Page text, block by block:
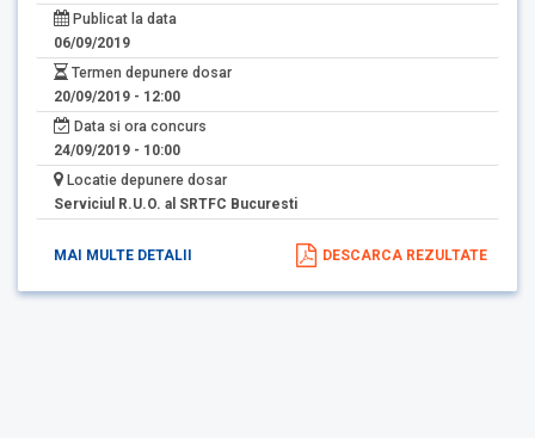
Publicat la data
06/09/2019
Termen depunere dosar
20/09/2019 - 12:00
Data si ora concurs
24/09/2019 - 10:00
Locatie depunere dosar
Serviciul R.U.O. al SRTFC Bucuresti
MAI MULTE DETALII DESCARCA REZULTATE